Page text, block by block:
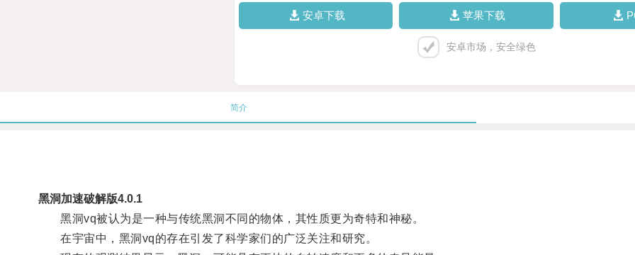
安卓下载 苹果下载
安卓市场，安全绿色
简介
黑洞加速破解版4.0.1
黑洞vq被认为是一种与传统黑洞不同的物体，其性质更为奇特和神秘。
在宇宙中，黑洞vq的存在引发了科学家们的广泛关注和研究。